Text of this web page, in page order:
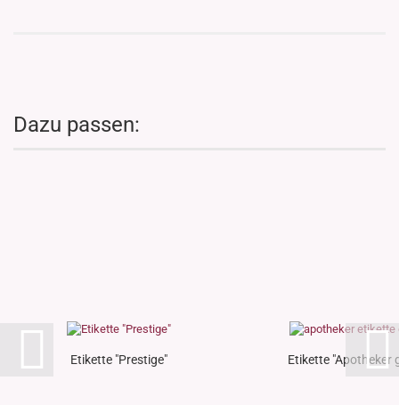
Dazu passen:
Etikette "Prestige" Etikette "Apotheker